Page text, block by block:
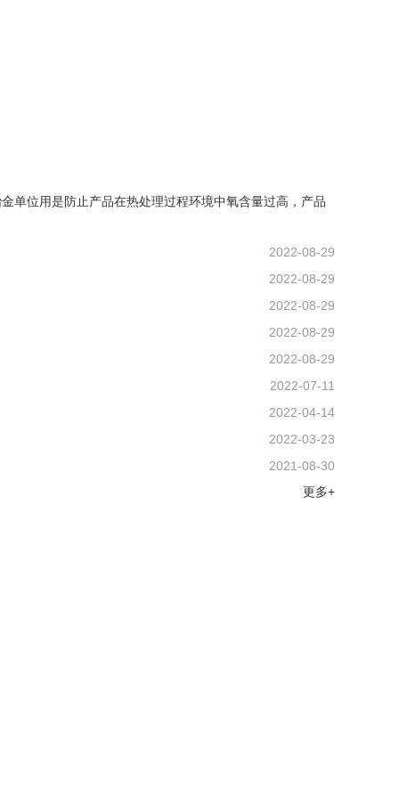
单位用是防止产品在热处理过程环境中氧含量过高，产品
2022-08-29
2022-08-29
2022-08-29
2022-08-29
2022-08-29
2022-07-11
2022-04-14
2022-03-23
2021-08-30
更多+